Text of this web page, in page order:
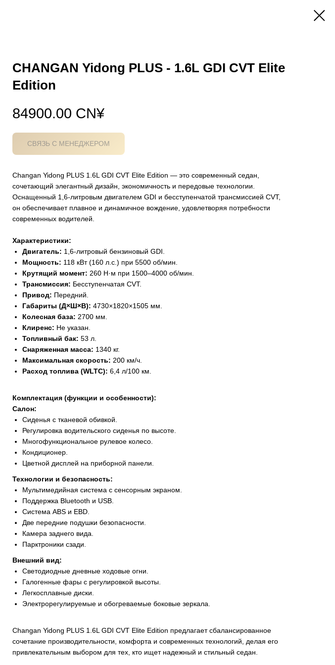
CHANGAN Yidong PLUS - 1.6L GDI CVT Elite
Edition
84900.00 CN¥
СВЯЗЬ С МЕНЕДЖЕРОМ
Changan Yidong PLUS 1.6L GDI CVT Elite Edition — это современный седан,
сочетающий элегантный дизайн, экономичность и передовые технологии.
Оснащенный 1,6-литровым двигателем GDI и бесступенчатой трансмиссией CVT,
он обеспечивает плавное и динамичное вождение, удовлетворяя потребности
современных водителей.
Характеристики:
Двигатель: 1,6-литровый бензиновый GDI.
Мощность: 118 кВт (160 л.с.) при 5500 об/мин.
Крутящий момент: 260 Н·м при 1500–4000 об/мин.
Трансмиссия: Бесступенчатая CVT.
Привод: Передний.
Габариты (Д×Ш×В): 4730×1820×1505 мм.
Колесная база: 2700 мм.
Клиренс: Не указан.
Топливный бак: 53 л.
Снаряженная масса: 1340 кг.
Максимальная скорость: 200 км/ч.
Расход топлива (WLTC): 6,4 л/100 км.
Комплектация (функции и особенности):
Салон:
Сиденья с тканевой обивкой.
Регулировка водительского сиденья по высоте.
Многофункциональное рулевое колесо.
Кондиционер.
Цветной дисплей на приборной панели.
Технологии и безопасность:
Мультимедийная система с сенсорным экраном.
Поддержка Bluetooth и USB.
Система ABS и EBD.
Две передние подушки безопасности.
Камера заднего вида.
Парктроники сзади.
Внешний вид:
Светодиодные дневные ходовые огни.
Галогенные фары с регулировкой высоты.
Легкосплавные диски.
Электрорегулируемые и обогреваемые боковые зеркала.
Changan Yidong PLUS 1.6L GDI CVT Elite Edition предлагает сбалансированное
сочетание производительности, комфорта и современных технологий, делая его
привлекательным выбором для тех, кто ищет надежный и стильный седан.